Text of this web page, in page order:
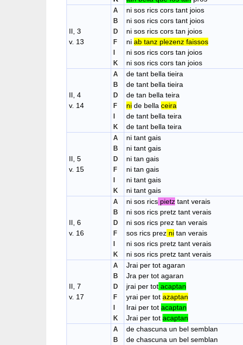
II, 3
v. 13
A
B
D
F
K
ni sos rics cors tant joios
ni sos rics cors tant joios
ni sos rics cors tan joios
ni ab tanz plezenz faissos
ni sos rics cors tan joios
ni sos rics cors tan joios
II, 4
v. 14
A
B
D
F
K
de tant bella tieira
de tant bella tieira
de tan bella teira
ni de bella ceira
de tant bella teira
de tant bella teira
II, 5
v. 15
A
B
D
F
K
ni tant gais
ni tant gais
ni tan gais
ni tan gais
ni tant gais
ni tant gais
II, 6
v. 16
A
B
D
F
K
ni sos rics pietz tant verais
ni sos rics pretz tant verais
ni sos rics prez tan verais
sos rics prez ni tan verais
ni sos rics pretz tant verais
ni sos rics pretz tant verais
II, 7
v. 17
A
B
D
F
K
Jrai per tot agaran
Jra per tot agaran
jrai per tot acaptan
yrai per tot azaptan
Irai per tot acaptan
Jrai per tot acaptan
A
B
de chascuna un bel semblan
de chascuna un bel semblan